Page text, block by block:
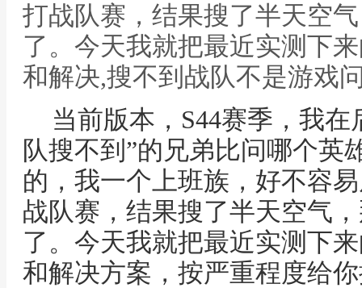
打战队赛，结果搜了半天空
了。今天我就把最近实测下
和解决,搜不到战队不是游戏
当前版本，S44赛季，我
队搜不到”的兄弟比问哪个英
的，我一个上班族，好不容
战队赛，结果搜了半天空气
了。今天我就把最近实测下
和解决方案，按严重程度给